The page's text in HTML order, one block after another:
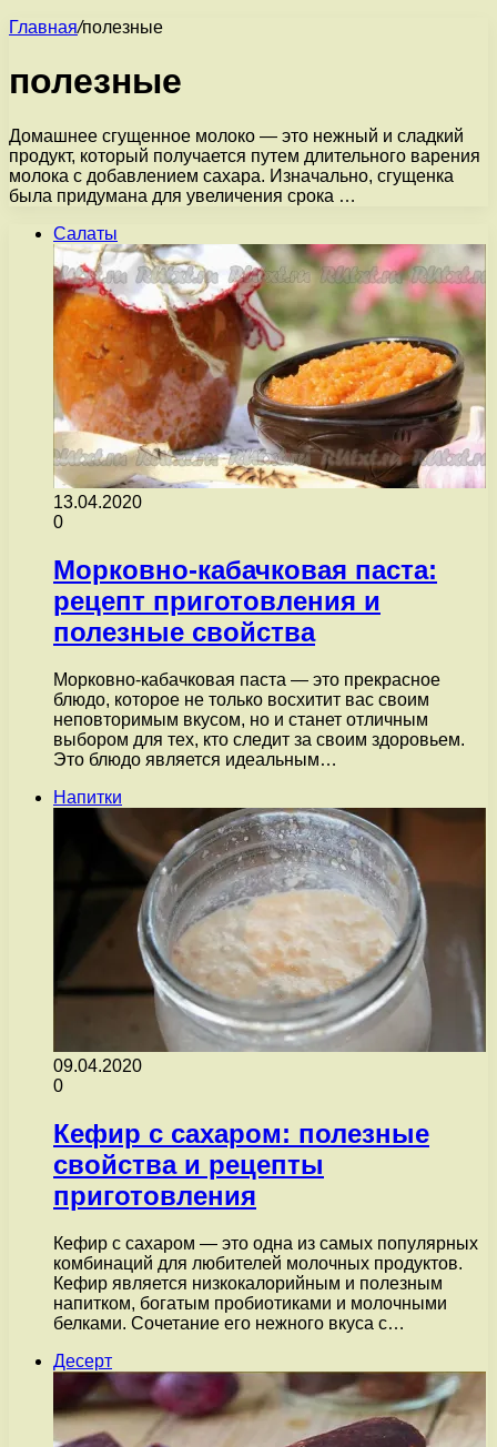
Главная/полезные
полезные
Домашнее сгущенное молоко — это нежный и сладкий
продукт, который получается путем длительного варения
молока с добавлением сахара. Изначально, сгущенка
была придумана для увеличения срока …
Салаты
13.04.2020
0
Морковно-кабачковая паста:
рецепт приготовления и
полезные свойства
Морковно-кабачковая паста — это прекрасное
блюдо, которое не только восхитит вас своим
неповторимым вкусом, но и станет отличным
выбором для тех, кто следит за своим здоровьем.
Это блюдо является идеальным…
Напитки
09.04.2020
0
Кефир с сахаром: полезные
свойства и рецепты
приготовления
Кефир с сахаром — это одна из самых популярных
комбинаций для любителей молочных продуктов.
Кефир является низкокалорийным и полезным
напитком, богатым пробиотиками и молочными
белками. Сочетание его нежного вкуса с…
Десерт